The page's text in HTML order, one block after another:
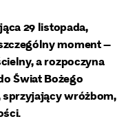
29 listopada,
moment –
a rozpoczyna
Świat Bożego
sprzyjający wróżbom,